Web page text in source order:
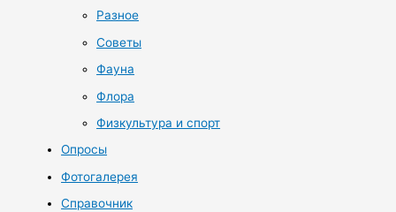
Разное
Советы
Фауна
Флора
Физкультура и спорт
Опросы
Фотогалерея
Справочник